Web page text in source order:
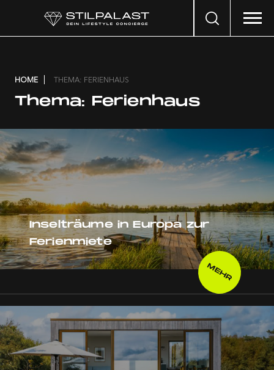
Search
HOME THEMA: FERIENHAUS
Thema: Ferienhaus
Inselträume in Europa zur
Ferienmiete
MEHR